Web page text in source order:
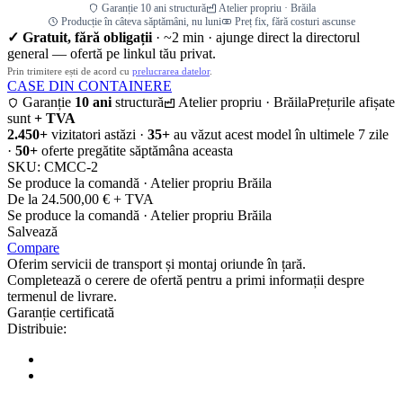
Garanție 10 ani structură
Atelier propriu · Brăila
Producție în câteva săptămâni, nu luni
Preț fix, fără costuri ascunse
✓ Gratuit, fără obligații · ~2 min · ajunge direct la directorul
general — ofertă pe linkul tău privat.
Prin trimitere ești de acord cu prelucrarea datelor.
CASE DIN CONTAINERE
Garanție 10 ani structură Atelier propriu · BrăilaPrețurile afișate
sunt + TVA
2.450+ vizitatori astăzi · 35+ au văzut acest model în ultimele 7 zile
· 50+ oferte pregătite săptămâna aceasta
SKU: CMCC-2
Se produce la comandă · Atelier propriu Brăila
De la 24.500,00 € + TVA
Se produce la comandă · Atelier propriu Brăila
Salvează
Compare
Oferim servicii de transport și montaj oriunde în țară.
Completează o cerere de ofertă pentru a primi informații despre
termenul de livrare.
Garanție certificată
Distribuie: